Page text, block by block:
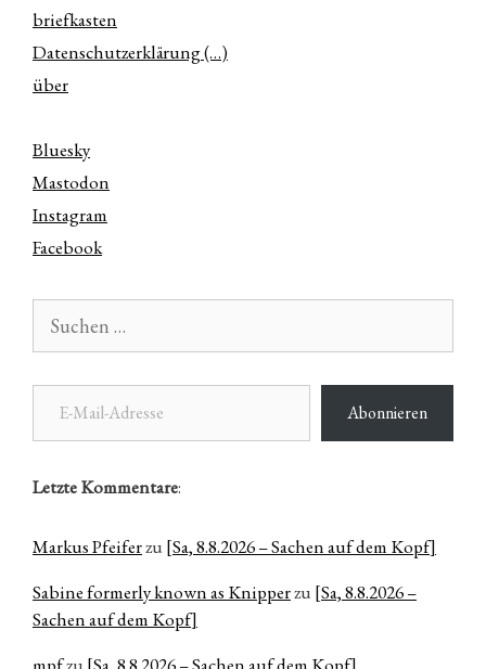
briefkasten
Datenschutzerklärung (…)
über
Bluesky
Mastodon
Instagram
Facebook
nach:
E-Mail-Adresse
Abonnieren
Letzte Kommentare:
Markus Pfeiferzu [Sa, 8.8.2026 – Sachen auf dem Kopf]
Sabine formerly known as Knipperzu [Sa, 8.8.2026 –
Sachen auf dem Kopf]